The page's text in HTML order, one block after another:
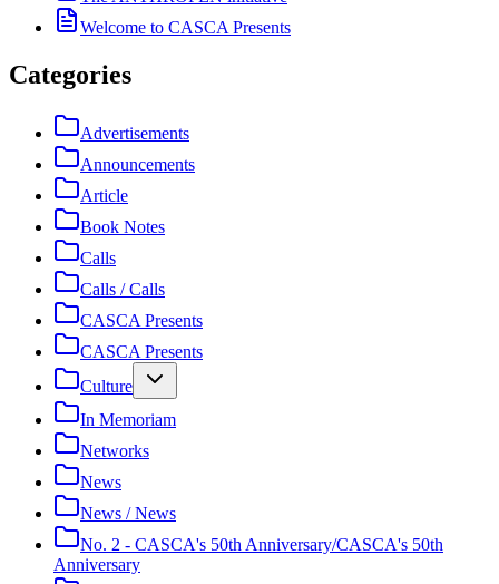
Welcome to CASCA Presents
Categories
Advertisements
Announcements
Article
Book Notes
Calls
Calls / Calls
CASCA Presents
CASCA Presents
Culture
In Memoriam
Networks
News
News / News
No. 2 - CASCA's 50th Anniversary/CASCA's 50th
Anniversary